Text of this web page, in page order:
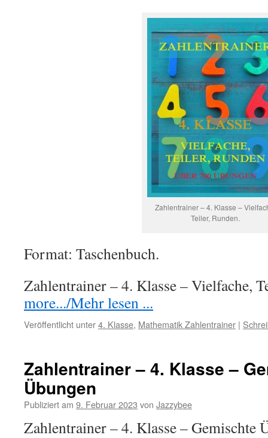
Zahlentrainer – 4. Klasse –
Teiler, Runden.
Format: Taschenbuch.
Zahlentrainer – 4. Klasse – Vielfache,
more.../Mehr lesen ...
Veröffentlicht unter4. Klasse, Mathematik Zahlentrainer |
Zahlentrainer – 4. Klasse –
Übungen
Publiziert am 9. Februar 2023 von Jazzybee
Zahlentrainer – 4. Klasse – Gemischte